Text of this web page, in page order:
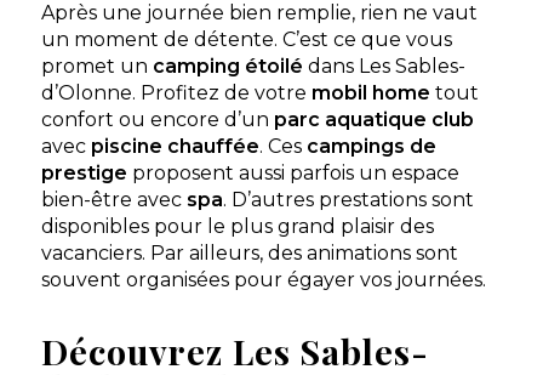
Après une journée bien remplie, rien ne vaut
un moment de détente. C’est ce que vous
promet un camping étoilé dans Les Sables-
d’Olonne. Profitez de votre mobil hometout
confort ou encore d’un parc aquatique club
avec piscine chauffée. Ces campings de
prestige proposent aussi parfois un espace
bien-être avec spa. D’autres prestations sont
disponibles pour le plus grand plaisir des
vacanciers. Par ailleurs, des animations sont
souvent organisées pour égayer vos journées.
Découvrez Les Sables-
Camping Bel Air
activités sont proposés